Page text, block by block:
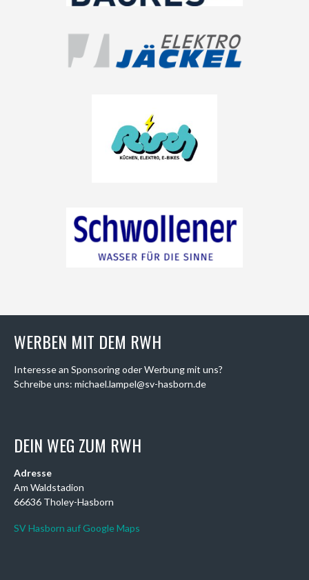
WERBEN MIT DEM RWH
Interesse an Sponsoring oder Werbung mit uns?
Schreibe uns: michael.lampel@sv-hasborn.de
DEIN WEG ZUM RWH
Adresse
Am Waldstadion
66636 Tholey-Hasborn
SV Hasborn auf Google Maps